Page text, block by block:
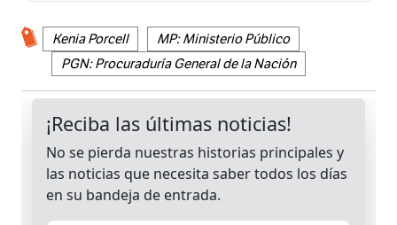
Kenia Porcell
MP: Ministerio Público
PGN: Procuraduría General de la Nación